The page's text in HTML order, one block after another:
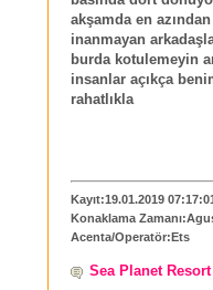
akşamda en
inanmayan
burda kotulemeyin
insanlar açıkça
rahatlıkla
Kayıt:19.01.2019
Konaklama
Acenta/Operatör:Ets
Sea Planet